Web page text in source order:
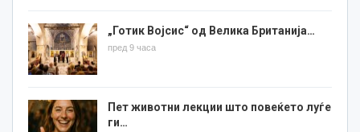
„Готик Војсис“ од Велика Британија…
пред 9 часа
Пет животни лекции што повеќето луѓе
ги…